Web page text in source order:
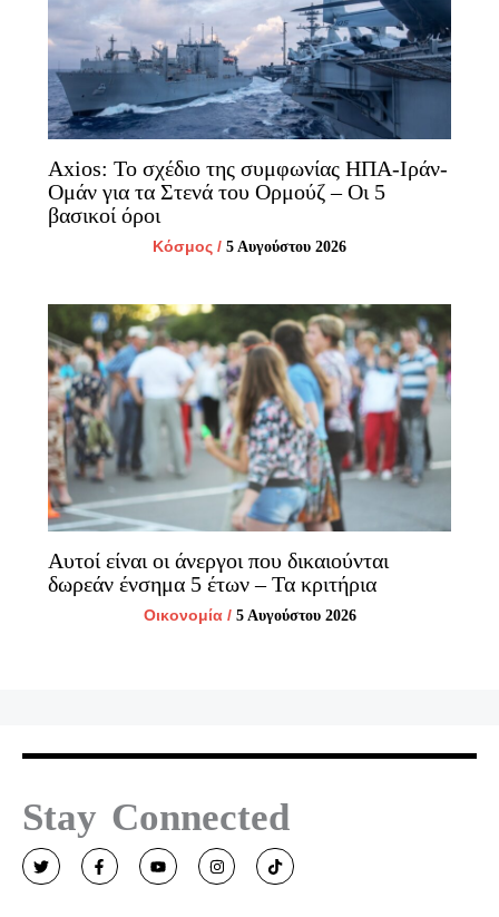
Axios: Το σχέδιο της συμφωνίας ΗΠΑ-Ιράν-
Ομάν για τα Στενά του Ορμούζ – Οι 5
βασικοί όροι
Κόσμος / 5 Αυγούστου 2026
Αυτοί είναι οι άνεργοι που δικαιούνται
δωρεάν ένσημα 5 έτων – Τα κριτήρια
Οικονομία/ 5 Αυγούστου 2026
Stay Connected
T
w
i
F
a
c
Y
o
u
I
n
s
T
i
k